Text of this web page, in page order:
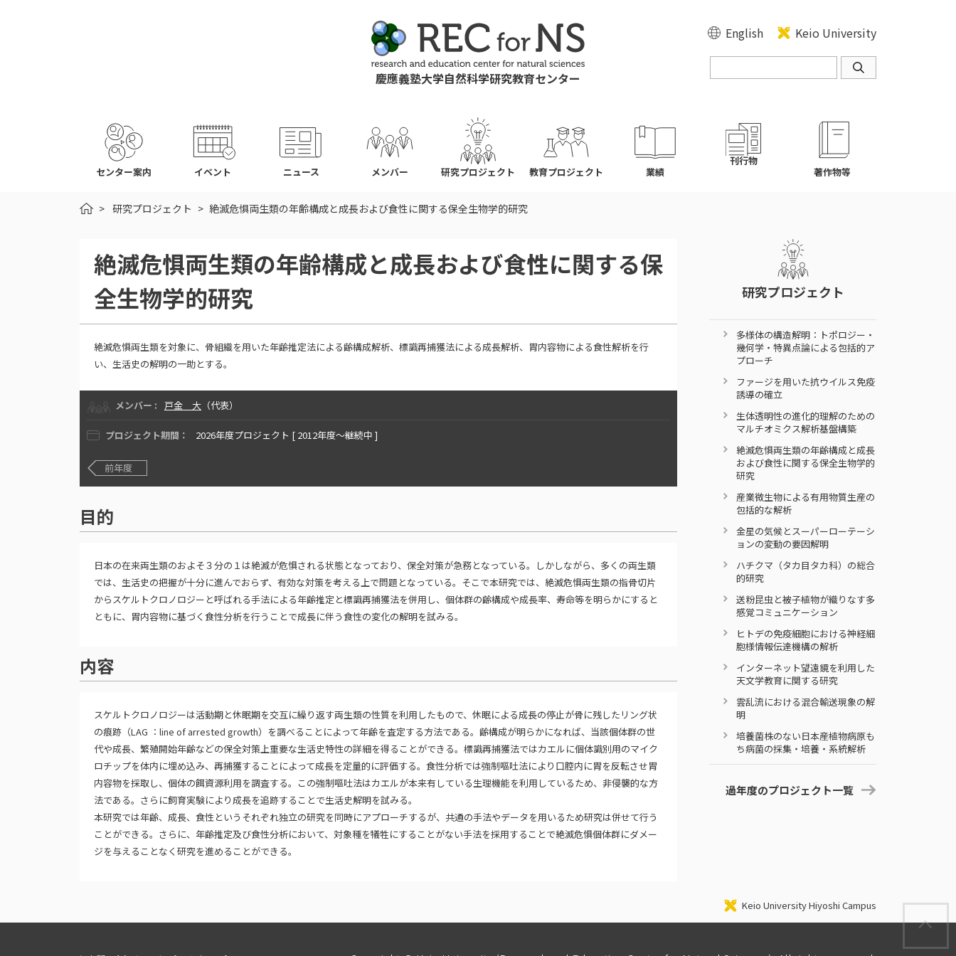
慶應義塾大学自然科学研究教育センター
English Keio University
センター案内 イベント ニュース メンバー 研究プロジェクト 教育プロジェクト 業績
刊行物
著作物等
HOME研究プロジェクト 絶滅危惧両生類の年齢構成と成長および食性に関する保全生物学的研究
絶滅危惧両生類の年齢構成と成長および食性に関する保
全生物学的研究
絶滅危惧両生類を対象に、骨組織を用いた年齢推定法による齢構成解析、標識再捕獲法による成長解析、胃内容物による食性解析を行
い、生活史の解明の一助とする。
メンバー : 戸金 大 （代表）
プロジェクト期間： 2026年度プロジェクト [ 2012年度〜継続中 ]
前年度
目的
日本の在来両生類のおよそ３分の１は絶滅が危惧される状態となっており、保全対策が急務となっている。しかしながら、多くの両生類
では、生活史の把握が十分に進んでおらず、有効な対策を考える上で問題となっている。そこで本研究では、絶滅危惧両生類の指骨切片
からスケルトクロノロジーと呼ばれる手法による年齢推定と標識再捕獲法を併用し、個体群の齢構成や成長率、寿命等を明らかにすると
ともに、胃内容物に基づく食性分析を行うことで成長に伴う食性の変化の解明を試みる。
内容
スケルトクロノロジーは活動期と休眠期を交互に繰り返す両生類の性質を利用したもので、休眠による成長の停止が骨に残したリング状
の痕跡（LAG ：line of arrested growth）を調べることによって年齢を査定する方法である。齢構成が明らかになれば、当該個体群の世
代や成長、繁殖開始年齢などの保全対策上重要な生活史特性の詳細を得ることができる。標識再捕獲法ではカエルに個体識別用のマイク
ロチップを体内に埋め込み、再捕獲することによって成長を定量的に評価する。食性分析では強制嘔吐法により口腔内に胃を反転させ胃
内容物を採取し、個体の餌資源利用を調査する。この強制嘔吐法はカエルが本来有している生理機能を利用しているため、非侵襲的な方
法である。さらに飼育実験により成長を追跡することで生活史解明を試みる。
本研究では年齢、成長、食性というそれぞれ独立の研究を同時にアプローチするが、共通の手法やデータを用いるため研究は併せて行う
ことができる。さらに、年齢推定及び食性分析において、対象種を犠牲にすることがない手法を採用することで絶滅危惧個体群にダメー
ジを与えることなく研究を進めることができる。
研究プロジェクト
多様体の構造解明：トポロジー・
幾何学・特異点論による包括的ア
プローチ
ファージを用いた抗ウイルス免疫
誘導の確立
生体透明性の進化的理解のための
マルチオミクス解析基盤構築
絶滅危惧両生類の年齢構成と成長
および食性に関する保全生物学的
研究
産業微生物による有用物質生産の
包括的な解析
金星の気候とスーパーローテーシ
ョンの変動の要因解明
ハチクマ（タカ目タカ科）の総合
的研究
送粉昆虫と被子植物が織りなす多
感覚コミュニケーション
ヒトデの免疫細胞における神経細
胞様情報伝達機構の解析
インターネット望遠鏡を利用した
天文学教育に関する研究
雲乱流における混合輸送現象の解
明
培養菌株のない日本産植物病原も
ち病菌の採集・培養・系統解析
過年度のプロジェクト一覧
Keio University Hiyoshi Campus